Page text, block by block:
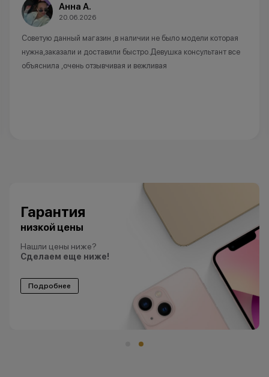
Анна А.
20.06.2026
Советую данный магазин ,в наличии не было модели которая
нужна,заказали и доставили быстро.Девушка консультант все
объяснила ,очень отзывчивая и вежливая
Гарантия
низкой цены
Нашли цены ниже?
Сделаем еще ниже!
Подробнее